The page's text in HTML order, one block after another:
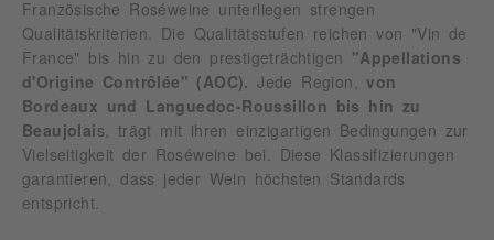
Französische Roséweine unterliegen strengen
Qualitätskriterien. Die Qualitätsstufen reichen von "Vin de
France" bis hin zu den prestigeträchtigen "Appellations
d'Origine Contrôlée" (AOC).
Jede Region,von
Bordeaux und Languedoc-Roussillon bis hin zu
Beaujolai s, trägt mit ihren einzigartigen Bedingungen zur
Vielseitigkeit der Roséweine bei. Diese Klassifizierungen
garantieren, dass jeder Wein höchsten Standards
entspricht.